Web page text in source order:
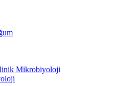
Mikrobiyoloji